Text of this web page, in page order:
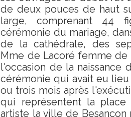
de deux pouces de haut
large, comprenant 44
cérémonie du mariage,
de la cathédrale, des
Mme de Lacoré femme
l'occasion de la naissance
cérémonie qui avait eu lieu
ou trois mois après
qui représentent la place
artiste la ville de